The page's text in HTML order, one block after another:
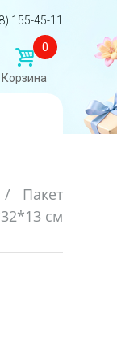
155-45-11
0
Корзина
/
Пакет
см